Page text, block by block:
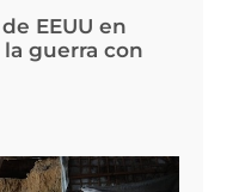
EEUU en
guerra con